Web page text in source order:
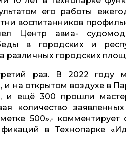
его работы
воспитанников
Центр авиа-
в городских и
различных городских
раз. В 2022 году
и на открытом воздухе в
и ещё 300 прошли
количество заявленных
500»,- комментирует
в Технопарке